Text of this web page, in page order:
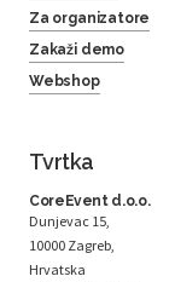
Za organizatore
Zakaži demo
Webshop
Tvrtka
CoreEvent d.o.o.
Dunjevac 15,
10000 Zagreb,
Hrvatska